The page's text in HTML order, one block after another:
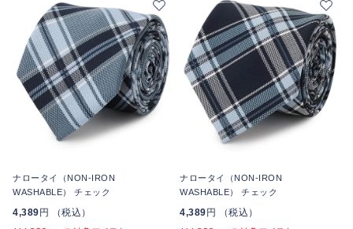
ナロータイ（NON-IRON
WASHABLE） チェック
4,389 円 （税込）
ナロータイ（NON-IRON
WASHABLE） チェック
4,389 円 （税込）